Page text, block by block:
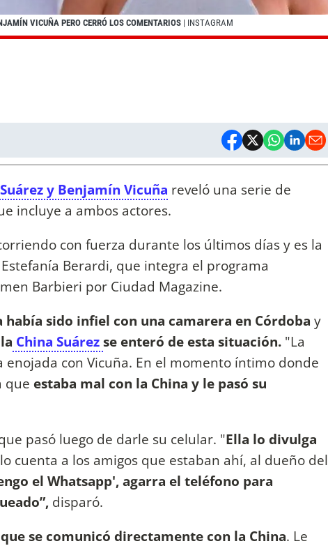
VICUÑA PERO CERRÓ LOS COMENTARIOS | INSTAGRAM
y Benjamín Vicuña reveló una serie de
incluye a ambos actores.
con fuerza durante los últimos días y es la
Berardi, que integra el programa
Barbieri por Ciudad Magazine.
había sido infiel con una camarera en Córdoba y
la China Suárezse enteró de esta situación. "La
con Vicuña. En el momento íntimo donde
que estaba mal con la China y le pasó su
pasó luego de darle su celular. "Ella lo divulga
cuenta a los amigos que estaban ahí, al dueño del
el Whatsapp', agarra el teléfono para
disparó.
se comunicó directamente con la China. Le